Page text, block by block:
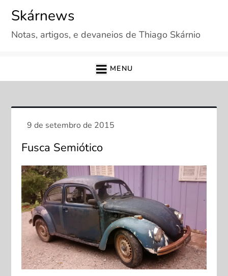
content
Skárnews
Notas, artigos, e devaneios de Thiago Skárnio
MENU
Fusca Semiótico